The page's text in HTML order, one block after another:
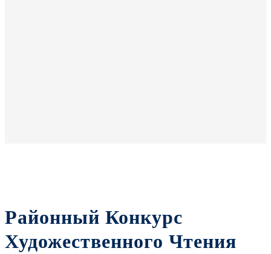
Районный Конкурс
Художественного Чтения